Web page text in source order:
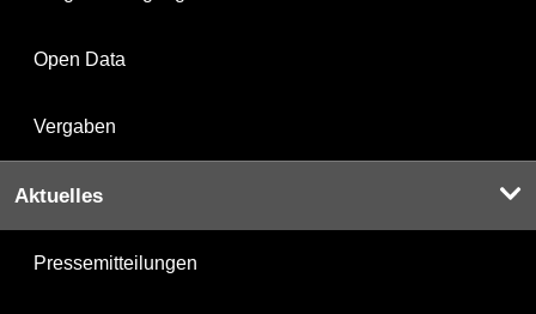
Open Data
Vergaben
Aktuelles
Pressemitteilungen